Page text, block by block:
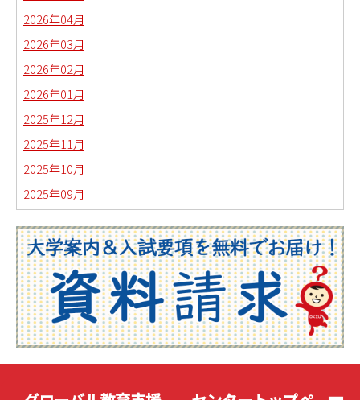
2026年04月
2026年03月
2026年02月
2026年01月
2025年12月
2025年11月
2025年10月
2025年09月
2025年07月
2025年06月
2025年05月
2025年04月
2025年03月
2025年02月
2025年01月